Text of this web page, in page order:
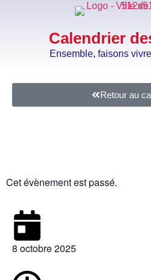
Calendrier
Ensemble, faisons
Retour au
Cet évènement est passé.
8 octobre 2025